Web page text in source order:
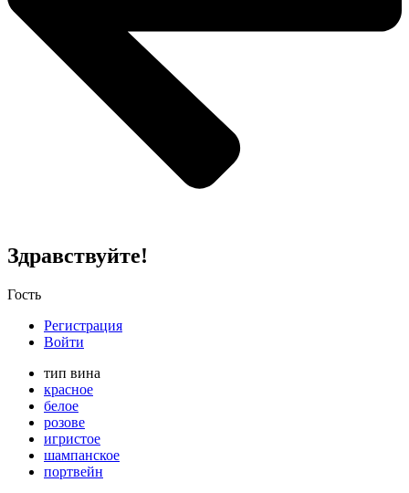
Здравствуйте!
Гость
Регистрация
Войти
тип вина
красное
белое
розове
игристое
шампанское
портвейн